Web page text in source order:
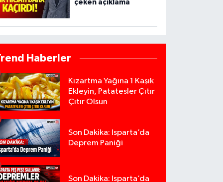
çeken açıklama
Haberler
Kızartma Yağına 1 Kaşık
Ekleyin, Patatesler Çıtır
Çıtır Olsun
Son Dakika: Isparta’da
Deprem Paniği
Son Dakika: Isparta’da